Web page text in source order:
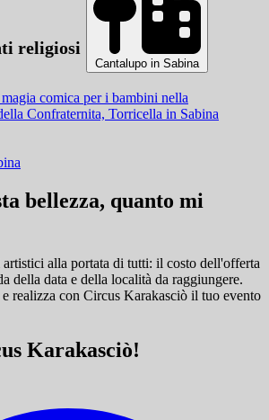
religiosi
Cantalupo in Sabina
bellezza, quanto mi
alla portata di tutti: il costo dell'offerta
della data e della località da raggiungere.
realizza con Circus Karakasciò il tuo evento
Karakasciò!